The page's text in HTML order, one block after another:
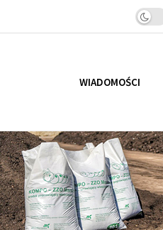
WIADOMOŚCI